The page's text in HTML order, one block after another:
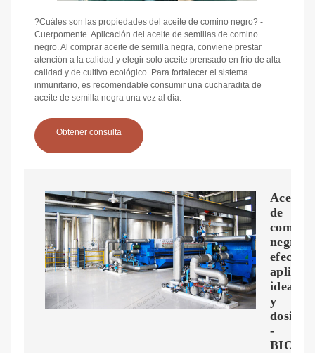
?Cuáles son las propiedades del aceite de comino negro? -
Cuerpomente. Aplicación del aceite de semillas de comino
negro. Al comprar aceite de semilla negra, conviene prestar
atención a la calidad y elegir solo aceite prensado en frío de alta
calidad y de cultivo ecológico. Para fortalecer el sistema
inmunitario, es recomendable consumir una cucharadita de
aceite de semilla negra una vez al día.
Obtener consulta
Aceite
de
comino
negro:
efecto,
ideal
y
dosis
-